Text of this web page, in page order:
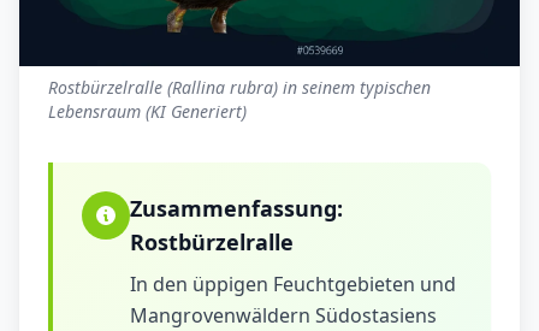
Rostbürzelralle (Rallina rubra) in seinem typischen
Lebensraum (KI Generiert)
Zusammenfassung:
Rostbürzelralle
In den üppigen Feuchtgebieten und
Mangrovenwäldern Südostasiens